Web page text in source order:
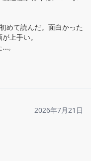
めて読んだ。面白かった
上手い。
。
2026年7月21日